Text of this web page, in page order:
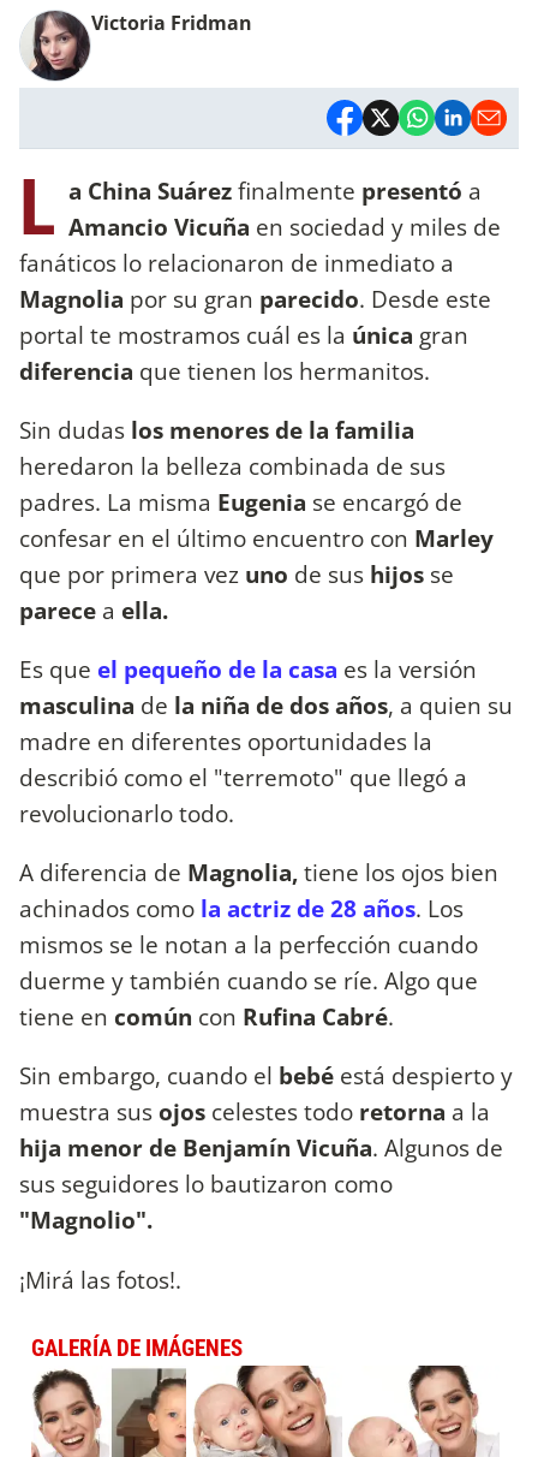
Victoria Fridman
L a China Suárezfinalmente presentó a
Amancio Vicuña en sociedad y miles de
fanáticos lo relacionaron de inmediato a
Magnolia por su gran parecido. Desde este
portal te mostramos cuál es la única gran
diferencia que tienen los hermanitos.
Sin dudas los menores de la familia
heredaron la belleza combinada de sus
padres. La misma Eugenia se encargó de
confesar en el último encuentro con Marley
que por primera vez uno de sus hijos se
parece a ella.
Es que el pequeño de la casa es la versión
masculina de la niña de dos años, a quien su
madre en diferentes oportunidades la
describió como el "terremoto" que llegó a
revolucionarlo todo.
A diferencia de Magnolia,tiene los ojos bien
achinados como la actriz de 28 años. Los
mismos se le notan a la perfección cuando
duerme y también cuando se ríe. Algo que
tiene en común con Rufina Cabré.
Sin embargo, cuando el bebé está despierto y
muestra sus ojos celestes todo retorna a la
hija menor de Benjamín Vicuña. Algunos de
sus seguidores lo bautizaron como
"Magnolio".
¡Mirá las fotos!.
GALERÍA DE IMÁGENES